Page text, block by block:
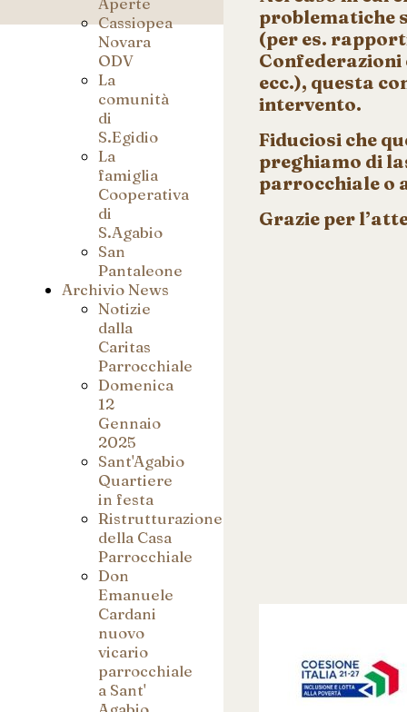
Cassiopea
Novara
ODV
La
comunità
di
S.Egidio
La
famiglia
Cooperativa
di
S.Agabio
San
Pantaleone
Archivio News
Notizie
dalla
Caritas
Parrocchiale
Domenica
12
Gennaio
2025
Sant'Agabio
Quartiere
in festa
Ristrutturazione
della Casa
Parrocchiale
Don
Emanuele
Cardani
nuovo
vicario
parrocchiale
a Sant'
problematiche
(per es.
ecc.), questa
intervento.
Fiduciosi che
preghiamo di
parrocchiale o
Grazie per